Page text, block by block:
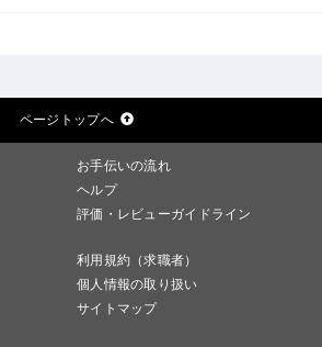
ページトップへ
お手伝いの流れ
ヘルプ
評価・レビューガイドライン
利用規約（求職者）
個人情報の取り扱い
サイトマップ